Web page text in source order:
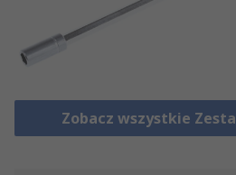
Zobacz wszystkie